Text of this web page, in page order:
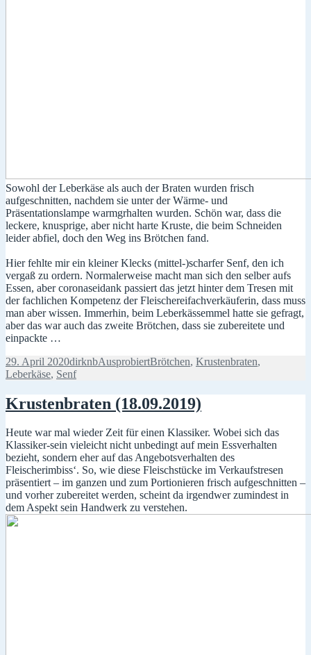
Sowohl der Leberkäse als auch der Braten wurden frisch
aufgeschnitten, nachdem sie unter der Wärme- und
Präsentationslampe warmgrhalten wurden. Schön war, dass die
leckere, knusprige, aber nicht harte Kruste, die beim Schneiden
leider abfiel, doch den Weg ins Brötchen fand.
Hier fehlte mir ein kleiner Klecks (mittel-)scharfer Senf, den ich
vergaß zu ordern. Normalerweise macht man sich den selber aufs
Essen, aber coronaseidank passiert das jetzt hinter dem Tresen mit
der fachlichen Kompetenz der Fleischereifachverkäuferin, dass muss
man aber wissen. Immerhin, beim Leberkässemmel hatte sie gefragt,
aber das war auch das zweite Brötchen, dass sie zubereitete und
einpackte …
Veröffentlicht
am
29. April 2020Autor
dirknbKategorien
AusprobiertSchlagwörter
Brötchen, Krustenbraten,
Leberkäse, Senf
Krustenbraten (18.09.2019)
Heute war mal wieder Zeit für einen Klassiker. Wobei sich das
Klassiker-sein vieleicht nicht unbedingt auf mein Essverhalten
bezieht, sondern eher auf das Angebotsverhalten des
Fleischerimbiss‘. So, wie diese Fleischstücke im Verkaufstresen
präsentiert – im ganzen und zum Portionieren frisch aufgeschnitten –
und vorher zubereitet werden, scheint da irgendwer zumindest in
dem Aspekt sein Handwerk zu verstehen.